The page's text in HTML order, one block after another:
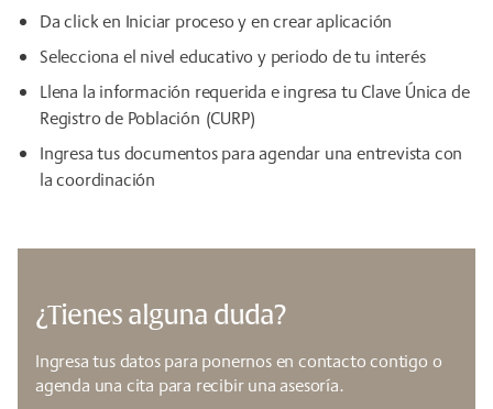
Da click en Iniciar proceso y en crear aplicación
Selecciona el nivel educativo y periodo de tu interés
Llena la información requerida e ingresa tu Clave Única de
Registro de Población (CURP)
Ingresa tus documentos para agendar una entrevista con
la coordinación
¿Tienes alguna duda?
Ingresa tus datos para ponernos en contacto contigo o
agenda una cita para recibir una asesoría.